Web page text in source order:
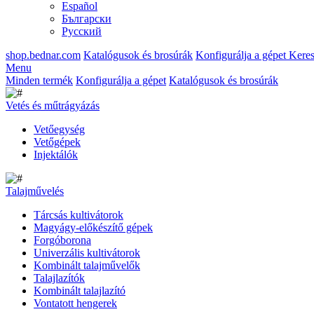
Español
Български
Русский
shop.bednar.com Katalógusok és brosúrák Konfigurálja a gépet
Menu
Minden termék Konfigurálja a gépet Katalógusok és brosúrák
Vetés és műtrágyázás
Vetőegység
Vetőgépek
Injektálók
Talajművelés
Tárcsás kultivátorok
Magyágy-előkészítő gépek
Forgóborona
Univerzális kultivátorok
Kombinált talajművelők
Talajlazítók
Kombinált talajlazító
Vontatott hengerek